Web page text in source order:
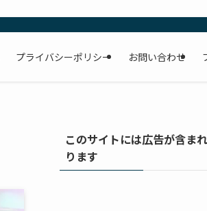
プライバシーポリシー お問い合わせ
このサイトには広告が含ま
ります